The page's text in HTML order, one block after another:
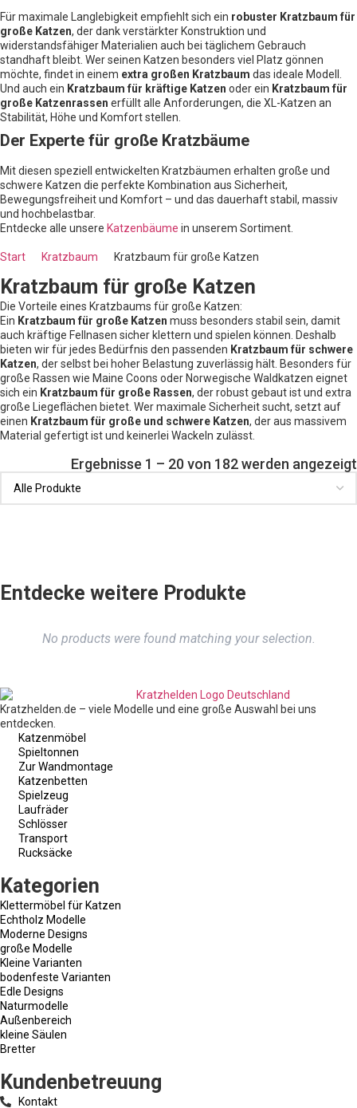
Für maximale Langlebigkeit empfiehlt sich ein robuster Kratzbaum für
große Katzen, der dank verstärkter Konstruktion und
widerstandsfähiger Materialien auch bei täglichem Gebrauch
standhaft bleibt. Wer seinen Katzen besonders viel Platz gönnen
möchte, findet in einem extra großen Kratzbaum das ideale Modell.
Und auch ein Kratzbaum für kräftige Katzen oder ein Kratzbaum für
große Katzenrassen erfüllt alle Anforderungen, die XL-Katzen an
Stabilität, Höhe und Komfort stellen.
Der Experte für große Kratzbäume
Mit diesen speziell entwickelten Kratzbäumen erhalten große und
schwere Katzen die perfekte Kombination aus Sicherheit,
Bewegungsfreiheit und Komfort – und das dauerhaft stabil, massiv
und hochbelastbar.
Entdecke alle unsere Katzenbäume in unserem Sortiment.
Start Kratzbaum Kratzbaum für große Katzen
Kratzbaum für große Katzen
Die Vorteile eines Kratzbaums für große Katzen:
Ein Kratzbaum für große Katzen muss besonders stabil sein, damit
auch kräftige Fellnasen sicher klettern und spielen können. Deshalb
bieten wir für jedes Bedürfnis den passenden Kratzbaum für schwere
Katzen, der selbst bei hoher Belastung zuverlässig hält. Besonders für
große Rassen wie Maine Coons oder Norwegische Waldkatzen eignet
sich ein Kratzbaum für große Rassen, der robust gebaut ist und extra
große Liegeflächen bietet. Wer maximale Sicherheit sucht, setzt auf
einen Kratzbaum für große und schwere Katzen, der aus massivem
Material gefertigt ist und keinerlei Wackeln zulässt.
Ergebnisse 1 – 20 von 182 werden angezeigt
Entdecke weitere Produkte
No products were found matching your selection.
Kratzhelden.de – viele Modelle und eine große Auswahl bei uns
entdecken.
Katzenmöbel
Spieltonnen
Zur Wandmontage
Katzenbetten
Spielzeug
Laufräder
Schlösser
Transport
Rucksäcke
Kategorien
Klettermöbel für Katzen
Echtholz Modelle
Moderne Designs
große Modelle
Kleine Varianten
bodenfeste Varianten
Edle Designs
Naturmodelle
Außenbereich
kleine Säulen
Bretter
Kundenbetreuung
Kontakt